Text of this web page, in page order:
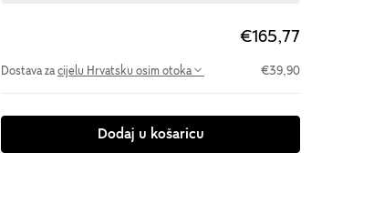
€165,77
Dostava za cijelu Hrvatsku osim otoka €39,90
Dodaj u košaricu